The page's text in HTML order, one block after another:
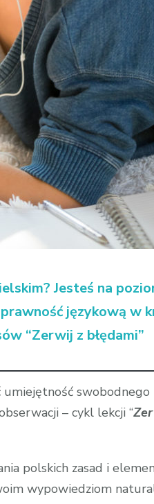
Jesteś na
językową w
“Zerwij z błędami”
– cykl lekcji “
polskich zasad i
wypowiedziom